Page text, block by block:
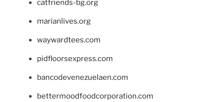
catfriends-bg.org
marianlives.org
waywardtees.com
pidfloorsexpress.com
bancodevenezuelaen.com
bettermoodfoodcorporation.com